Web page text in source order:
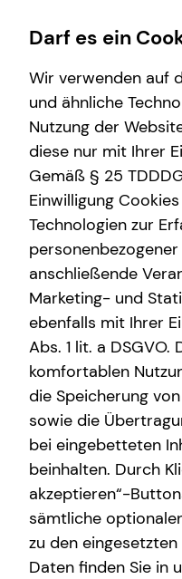
Wissenswertes
Über mich
Über tecis
Podcast
teamzukunft
Überblick
Zinsrechner
Wohnriester
Finanzierungswege
Energetische
Private
Überblick
Private
Betriebliche
Finanzberatung
Videoberatung
Spezialisten-Netzwerk
Betriebliche
Investment
Kapitalanlage
Altersvorsorge
Gewerbliche
Kindervorsorge
Sach- und
Service
Kundenportal
Schadenabwicklung
Karriere
Karrierechancen
Ausbildung
Trainee
Praktikum
Teamassistenz
Direkteinstieg
Marc-René
Senior Sales
E-Mail Anruf
marc-
50931 Köln
+49 (221)
+49 (178)
Darf es ein
Wir verwenden auf
und ähnliche
Nutzung der
diese nur mit Ihrer
Gemäß § 25
Einwilligung
Technologien zur
anschließende
Marketing- und
ebenfalls mit Ihrer
Abs. 1 lit. a DSGVO.
komfortablen
die Speicherung
sowie die
bei eingebetteten
beinhalten. Durch
akzeptieren“-
sämtliche
zu den
Daten finden Sie in